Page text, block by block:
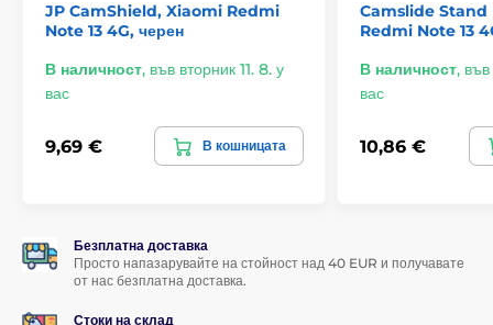
JP CamShield, Xiaomi Redmi
Note 13 4G, черен
В наличност, във вторник 11. 8. у
вас
9,69 € В кошницата
Camslide
Redmi Note 13
В наличност, във
вас
10,86 €
Безплатна доставка
Просто напазарувайте на стойност над 40 EUR и получавате
от нас безплатна доставка.
Стоки на склад